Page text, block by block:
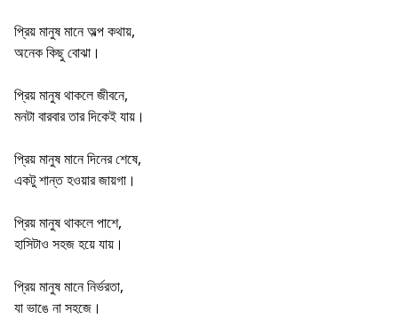
প্রিয় মানুষ মানে অল্প কথায়,
অনেক কিছু বোঝা।
প্রিয় মানুষ থাকলে জীবনে,
মনটা বারবার তার দিকেই যায়।
প্রিয় মানুষ মানে দিনের শেষে,
একটু শান্ত হওয়ার জায়গা।
প্রিয় মানুষ থাকলে পাশে,
হাসিটাও সহজ হয়ে যায়।
প্রিয় মানুষ মানে নির্ভরতা,
যা ভাঙে না সহজে।